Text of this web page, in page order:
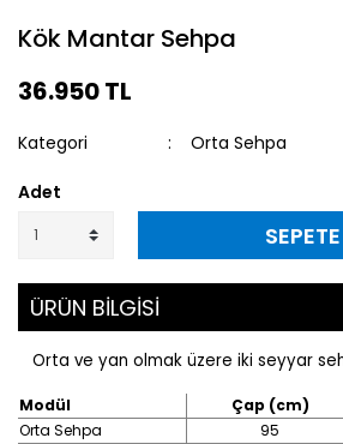
Kök Mantar Sehpa
36.950 TL
Kategori Orta Sehpa
Adet
ÜRÜN BİLGİSİ
Orta ve yan olmak üzere iki seyyar
Modül Çap (cm)
Orta Sehpa
95